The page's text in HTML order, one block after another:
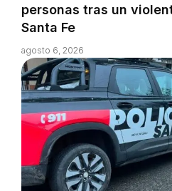
personas tras un
Santa Fe
agosto 6, 2026